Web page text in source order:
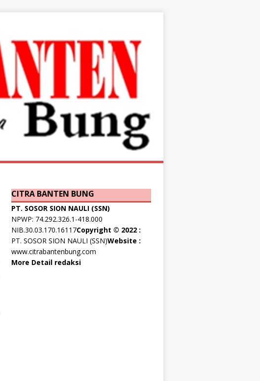
CITRA BANTEN BUNG
PT. SOSOR SION NAULI (SSN)
NPWP: 74.292.326.1-418.000
NIB.30.03.170.16117Copyright © 2022 :
PT. SOSOR SION NAULI (SSN)Website :
www.citrabantenbung.com
More Detail redaksi